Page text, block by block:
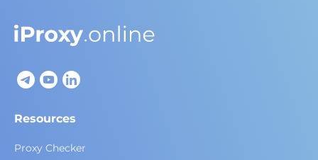
Resources
Proxy Checker